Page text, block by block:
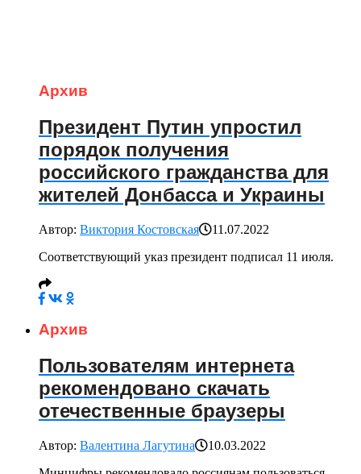
Архив
Президент Путин упростил
порядок получения
российского гражданства для
жителей Донбасса и Украины
Автор: Виктория Костовская
11.07.2022
Соответствующий указ президент подписал 11 июля.
Архив
Пользователям интернета
рекомендовано скачать
отечественные браузеры
Автор: Валентина Лагутина
10.03.2022